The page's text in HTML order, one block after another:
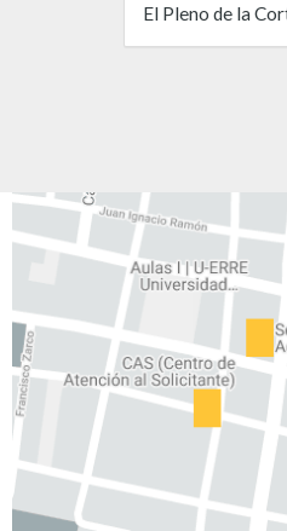
El Pleno de la